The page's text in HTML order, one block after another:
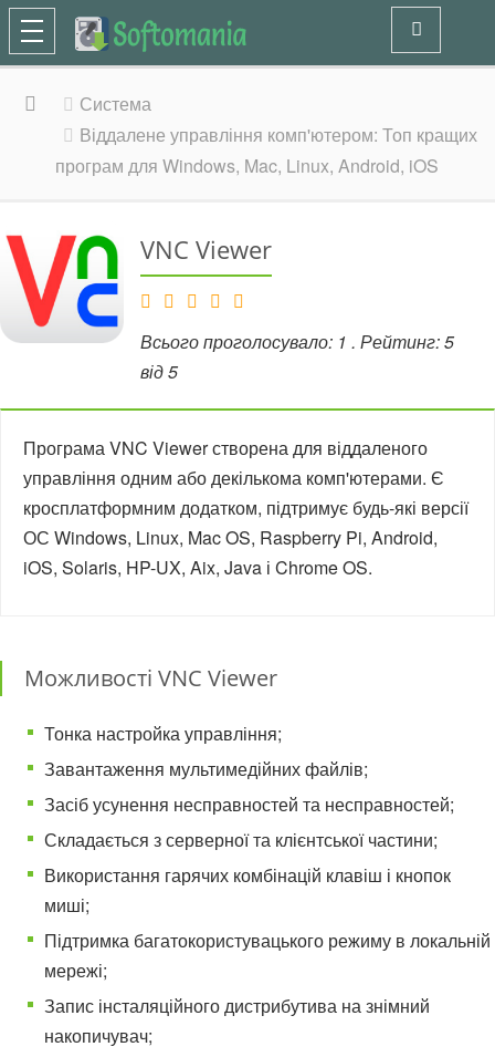
Система
Віддалене управління комп'ютером: Топ кращих
програм для Windows, Mac, Linux, Android, iOS
VNC Viewer
Всього проголосувало: 1 . Рейтинг:5
від5
Програма VNC Viewer створена для віддаленого
управління одним або декількома комп'ютерами. Є
кросплатформним додатком, підтримує будь-які версії
ОС Windows, Linux, Mac OS, Raspberry Pi, Android,
iOS, Solaris, HP-UX, Aix, Java і Chrome OS.
Можливості VNC Viewer
Тонка настройка управління;
Завантаження мультимедійних файлів;
Засіб усунення несправностей та несправностей;
Складається з серверної та клієнтської частини;
Використання гарячих комбінацій клавіш і кнопок
миші;
Підтримка багатокористувацького режиму в локальній
мережі;
Запис інсталяційного дистрибутива на знімний
накопичувач;